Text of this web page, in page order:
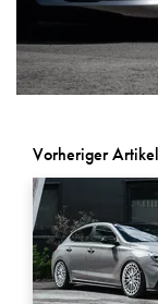
Vorheriger Artikel